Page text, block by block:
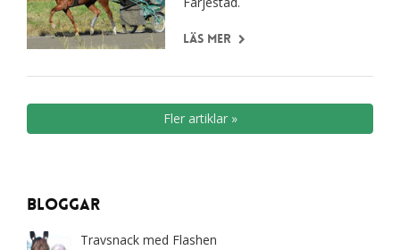
Läs mer
Fler artiklar »
Bloggar
Travsnack med Flashen